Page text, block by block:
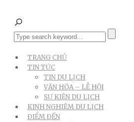
TRANG CHỦ
TIN TỨC
TIN DU LỊCH
VĂN HÓA – LỄ HỘI
SỰ KIỆN DU LỊCH
KINH NGHIỆM DU LỊCH
ĐIỂM ĐẾN